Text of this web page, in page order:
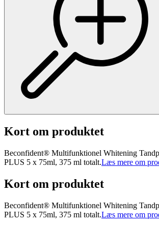
Kort om produktet
Beconfident® Multifunktionel Whitening
PLUS 5 x 75ml, 375 ml totalt.Læs mere om
Kort om produktet
Beconfident® Multifunktionel Whitening
PLUS 5 x 75ml, 375 ml totalt.Læs mere om